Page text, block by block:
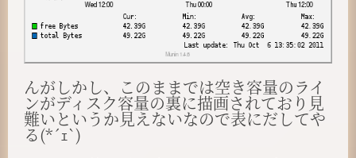
んがしかし、このままでは空き容量のライ
ンがディスク容量の裏に描画されており見
難いというか見えないなので表にだしてや
る(*´ｪ`)